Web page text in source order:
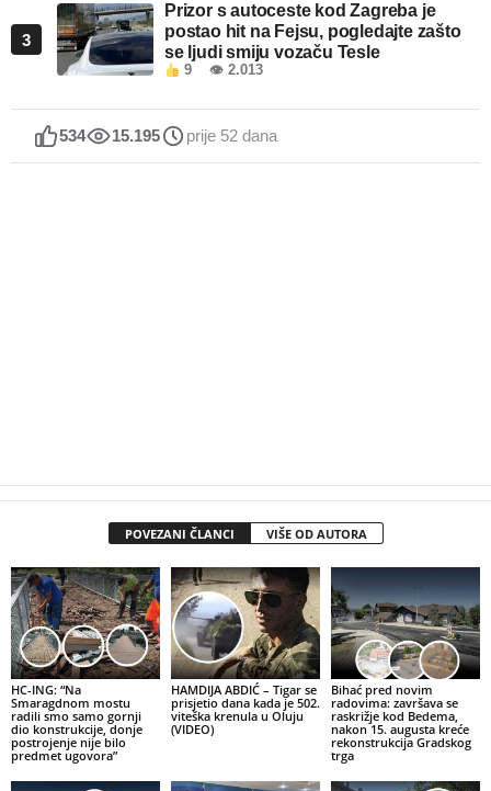
3
Prizor s autoceste kod Zagreba je
postao hit na Fejsu, pogledajte zašto
se ljudi smiju vozaču Tesle
9 👁 2.013
534 15.195 prije 52 dana
POVEZANI ČLANCI VIŠE OD AUTORA
HC-ING: “Na
Smaragdnom mostu
radili smo samo gornji
dio konstrukcije, donje
postrojenje nije bilo
predmet ugovora”
HAMDIJA ABDIĆ – Tigar se
prisjetio dana kada je 502.
viteška krenula u Oluju
(VIDEO)
Bihać pred novim
radovima: završava se
raskrižje kod Bedema,
nakon 15. augusta kreće
rekonstrukcija Gradskog
trga